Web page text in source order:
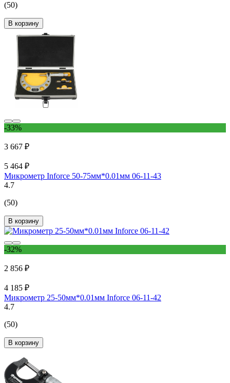
(50)
В корзину
-33%
3 667 ₽
5 464 ₽
Микрометр Inforce 50-75мм*0.01мм 06-11-43
4.7
(50)
В корзину
-32%
2 856 ₽
4 185 ₽
Микрометр 25-50мм*0.01мм Inforce 06-11-42
4.7
(50)
В корзину